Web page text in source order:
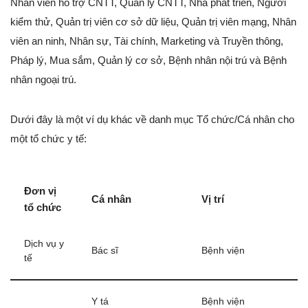
kiểm thử, Quản trị viên cơ sở dữ liệu, Quản trị viên mạng, Nhân
viên an ninh, Nhân sự, Tài chính, Marketing và Truyền thông,
Pháp lý, Mua sắm, Quản lý cơ sở, Bệnh nhân nội trú và Bệnh
nhân ngoại trú.
Dưới đây là một ví dụ khác về danh mục Tổ chức/Cá nhân cho
một tổ chức y tế:
Đơn vị
tổ chức
Cá nhân Vị trí
Dịch vụ y
tế
Bác sĩ Bệnh viện
Y tá Bệnh viện